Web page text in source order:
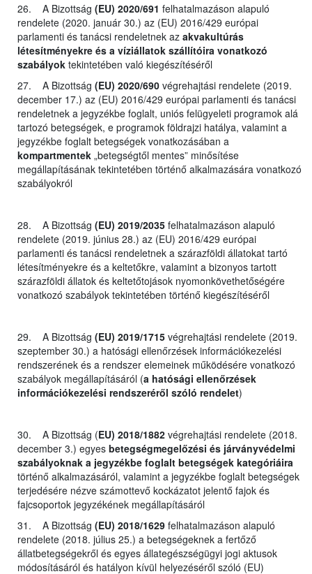
26. A Bizottság (EU) 2020/691 felhatalmazáson alapuló
rendelete (2020. január 30.) az (EU) 2016/429 európai
parlamenti és tanácsi rendeletnek az akvakultúrás
létesítményekre és a víziállatok szállítóira vonatkozó
szabályok tekintetében való kiegészítéséről
27. A Bizottság (EU) 2020/690 végrehajtási rendelete (2019.
december 17.) az (EU) 2016/429 európai parlamenti és tanácsi
rendeletnek a jegyzékbe foglalt, uniós felügyeleti programok alá
tartozó betegségek, e programok földrajzi hatálya, valamint a
jegyzékbe foglalt betegségek vonatkozásában a
kompartmentek „betegségtől mentes” minősítése
megállapításának tekintetében történő alkalmazására vonatkozó
szabályokról
28. A Bizottság (EU) 2019/2035 felhatalmazáson alapuló
rendelete (2019. június 28.) az (EU) 2016/429 európai
parlamenti és tanácsi rendeletnek a szárazföldi állatokat tartó
létesítményekre és a keltetőkre, valamint a bizonyos tartott
szárazföldi állatok és keltetőtojások nyomonkövethetőségére
vonatkozó szabályok tekintetében történő kiegészítéséről
29. A Bizottság (EU) 2019/1715 végrehajtási rendelete (2019.
szeptember 30.) a hatósági ellenőrzések információkezelési
rendszerének és a rendszer elemeinek működésére vonatkozó
szabályok megállapításáról (a hatósági ellenőrzések
információkezelési rendszeréről szóló rendelet)
30. A Bizottság (EU) 2018/1882 végrehajtási rendelete (2018.
december 3.) egyes betegségmegelőzési és járványvédelmi
szabályoknak a jegyzékbe foglalt betegségek kategóriáira
történő alkalmazásáról, valamint a jegyzékbe foglalt betegségek
terjedésére nézve számottevő kockázatot jelentő fajok és
fajcsoportok jegyzékének megállapításáról
31. A Bizottság (EU) 2018/1629 felhatalmazáson alapuló
rendelete (2018. július 25.) a betegségeknek a fertőző
állatbetegségekről és egyes állategészségügyi jogi aktusok
módosításáról és hatályon kívül helyezéséről szóló (EU)